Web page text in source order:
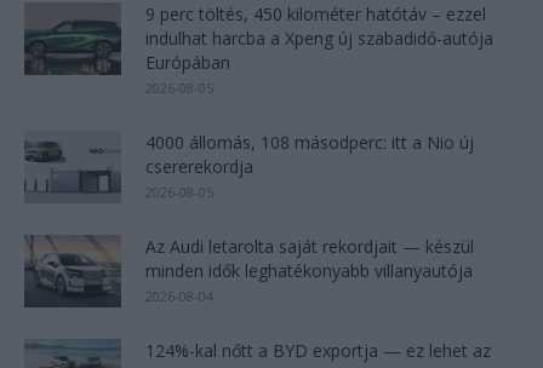
9 perc töltés, 450 kilométer hatótáv – ezzel
indulhat harcba a Xpeng új szabadidő-autója
Európában
2026-08-05
4000 állomás, 108 másodperc: itt a Nio új
csererekordja
2026-08-05
Az Audi letarolta saját rekordjait — készül
minden idők leghatékonyabb villanyautója
2026-08-04
124%-kal nőtt a BYD exportja — ez lehet az